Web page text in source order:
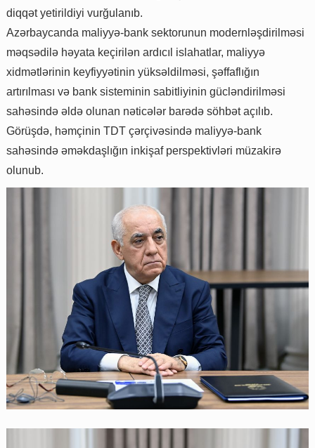
diqqət yetirildiyi vurğulanıb.
Azərbaycanda maliyyə-bank sektorunun modernləşdirilməsi
məqsədilə həyata keçirilən ardıcıl islahatlar, maliyyə
xidmətlərinin keyfiyyətinin yüksəldilməsi, şəffaflığın
artırılması və bank sisteminin sabitliyinin gücləndirilməsi
sahəsində əldə olunan nəticələr barədə söhbət açılıb.
Görüşdə, həmçinin TDT çərçivəsində maliyyə-bank
sahəsində əməkdaşlığın inkişaf perspektivləri müzakirə
olunub.